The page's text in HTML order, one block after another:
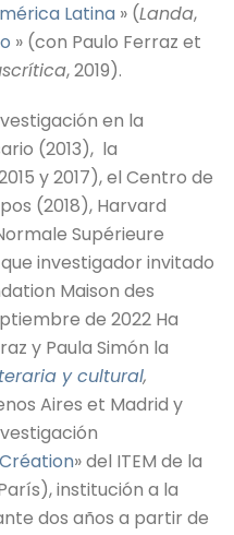
Latina » (Landa,
» (con Paulo Ferraz et
, 2019).
en la
(2013), la
y 2017), el Centro de
(2018), Harvard
Supérieure
investigador invitado
Maison des
de 2022 Ha
y Paula Simón la
y cultural,
Aires et Madrid y
» del ITEM de la
institución a la
dos años a partir de